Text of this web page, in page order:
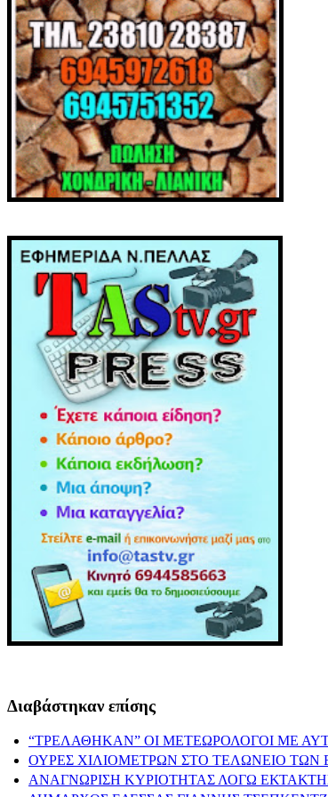
Διαβάστηκαν επίσης
“ΤΡΕΛΑΘΗΚΑΝ” ΟΙ ΜΕΤΕΩΡΟΛΟΓΟΙ ΜΕ
ΟΥΡΕΣ ΧΙΛΙΟΜΕΤΡΩΝ ΣΤΟ ΤΕΛΩΝΕΙΟ
ΑΝΑΓΝΩΡΙΣΗ ΚΥΡΙΟΤΗΤΑΣ ΛΟΓΩ